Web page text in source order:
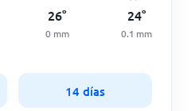
26°
0 mm
24°
0.1 mm
14 días